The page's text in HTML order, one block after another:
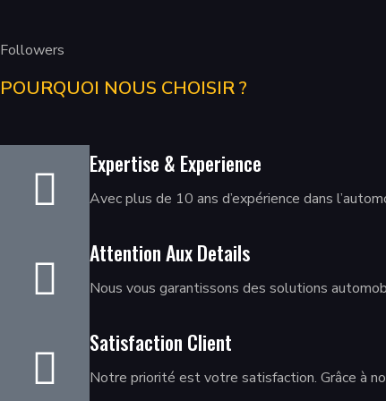
Followers
POURQUOI NOUS CHOISIR ?
Expertise & Experience
Avec plus de 10 ans d’expérience dans
Attention Aux Details
Nous vous garantissons des solutions
Satisfaction Client
Notre priorité est votre satisfaction. Grâce à